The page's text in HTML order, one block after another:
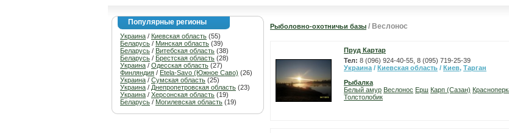
Популярные регионы
Украина / Киевская область (55)
Беларусь / Минская область (39)
Беларусь / Витебская область (38)
Беларусь / Брестская область (28)
Украина / Одесская область (27)
Финляндия / Etela-Savo (Южное Саво) (26)
Украина / Сумская область (25)
Украина / Днепропетровская область (23)
Украина / Херсонская область (19)
Беларусь / Могилевская область (19)
Рыболовно-охотничьи базы / Веслонос
Пруд Картар
Тел: 8 (096) 924-40-55, 8 (095) 719-25-39
Украина / Киевская область / Киев, Тарган
Рыбалка
Белый амур Веслонос Ерш Карп (Сазан)
Толстолобик